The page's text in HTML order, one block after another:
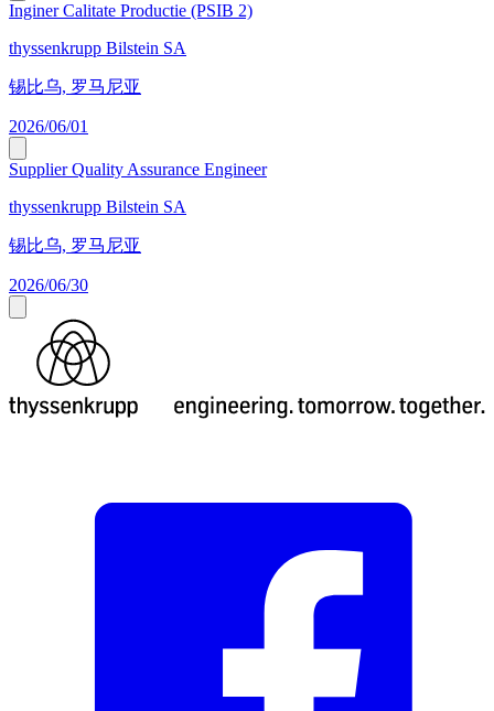
Inginer Calitate Productie (PSIB 2)
thyssenkrupp Bilstein SA
锡比乌, 罗马尼亚
2026/06/01
Supplier Quality Assurance Engineer
thyssenkrupp Bilstein SA
锡比乌, 罗马尼亚
2026/06/30